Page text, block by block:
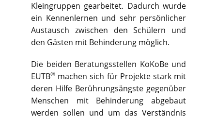
Kleingruppen gearbeitet. Dadurch wurde
ein Kennenlernen und sehr persönlicher
Austausch zwischen den Schülern und
den Gästen mit Behinderung möglich.
Die beiden Beratungsstellen KoKoBe und
EUTB® machen sich für Projekte stark mit
deren Hilfe Berührungsängste gegenüber
Menschen mit Behinderung abgebaut
werden sollen und um das Verständnis